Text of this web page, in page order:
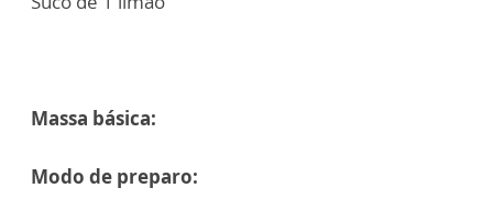
Massa básica:
Modo de preparo: